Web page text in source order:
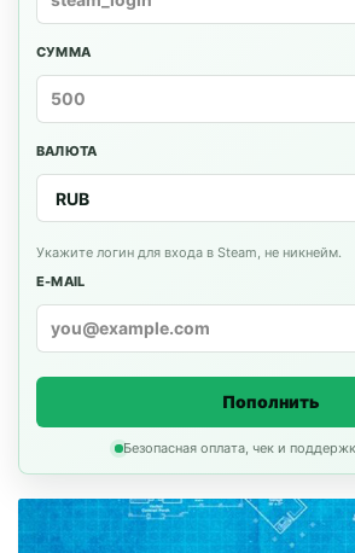
СУММА
ВАЛЮТА
Укажите логин для входа в Steam, не никнейм.
E-MAIL
Пополнить
Безопасная оплата, чек и